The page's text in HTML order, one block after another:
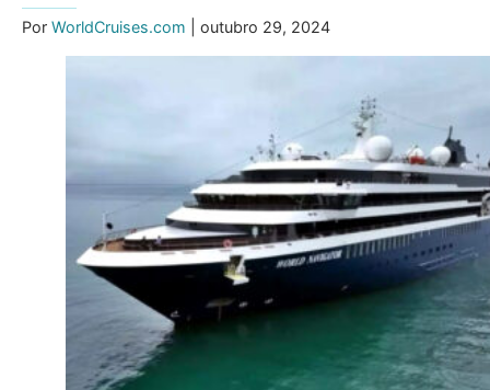
Por WorldCruises.com | outubro 29, 2024